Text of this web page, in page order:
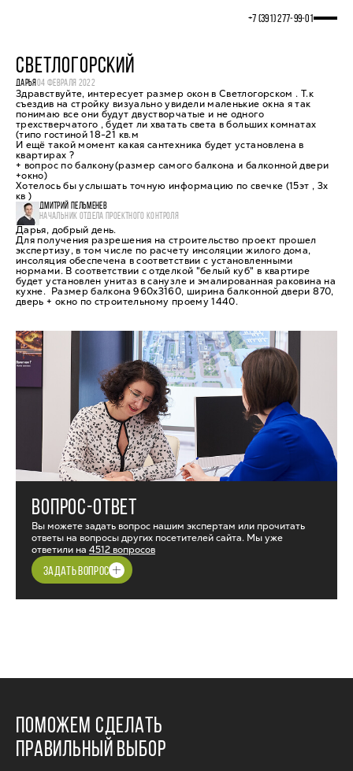
+7 (391) 277‒99‒01
СВЕТЛОГОРСКИЙ
ДАРЬЯ04 ФЕВРАЛЯ 2022
Здравствуйте, интересует размер окон в Светлогорском . Т.к
съездив на стройку визуально увидели маленькие окна я так
понимаю все они будут двустворчатые и не одного
трехстверчатого , будет ли хватать света в больших комнатах
(типо гостиной 18-21 кв.м
И ещё такой момент какая сантехника будет установлена в
квартирах ?
+ вопрос по балкону(размер самого балкона и балконной двери
+окно)
Хотелось бы услышать точную информацию по свечке (15эт , 3х
кв )
ДМИТРИЙ ПЕЛЬМЕНЕВ
НАЧАЛЬНИК ОТДЕЛА ПРОЕКТНОГО КОНТРОЛЯ
Дарья, добрый день.
Для получения разрешения на строительство проект прошел
экспертизу, в том числе по расчету инсоляции жилого дома,
инсоляция обеспечена в соответствии с установленными
нормами. В соответствии с отделкой "белый куб" в квартире
будет установлен унитаз в санузле и эмалированная раковина на
кухне. Размер балкона 960х3160, ширина балконной двери 870,
дверь + окно по строительному проему 1440.
ВОПРОС-ОТВЕТ
Вы можете задать вопрос нашим экспертам или прочитать
ответы на вопросы других посетителей сайта. Мы уже
ответили на 4512 вопросов
ЗАДАТЬ ВОПРОС
ПОМОЖЕМ СДЕЛАТЬ
ПРАВИЛЬНЫЙ ВЫБОР